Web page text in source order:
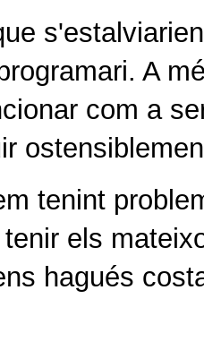
A
com a
tenint
els
hagués